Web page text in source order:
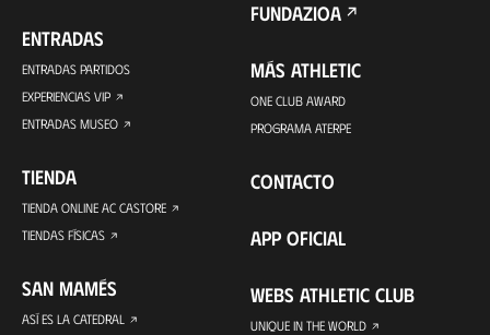
ENTRADAS
ENTRADAS PARTIDOS
EXPERIENCIAS VIP
ENTRADAS MUSEO
TIENDA
TIENDA ONLINE AC CASTORE
TIENDAS FÍSICAS
SAN MAMÉS
ASÍ ES LA CATEDRAL
FUNDAZIOA
MÁS ATHLETIC
ONE CLUB AWARD
PROGRAMA ATERPE
CONTACTO
APP OFICIAL
WEBS ATHLETIC CLUB
UNIQUE IN THE WORLD